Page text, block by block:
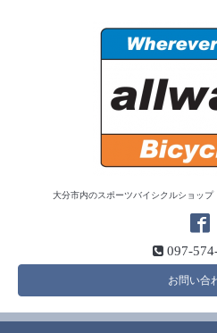
大分市内のスポーツバイシクルショップ
097-
お問い合